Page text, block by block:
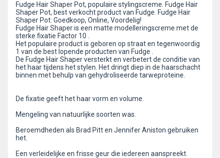
Fudge Hair Shaper Pot, populaire stylingscreme. Fudge Hair
Shaper Pot, best verkocht product van Fudge. Fudge Hair
Shaper Pot: Goedkoop, Online, Voordelig!
Fudge Hair Shaper is een matte modelleringscreme met de
sterke fixatie Factor 10 .
Het populaire product is geboren op straat en tegenwoordig
1 van de best lopende producten van Fudge .
De Fudge Hair Shaper versterkt en verbetert de conditie van
het haar tijdens het stylen. Het dringt diep in de haarschacht
binnen met behulp van gehydroliseerde tarweproteine.
De fixatie geeft het haar vorm en volume.
Mengeling van natuurlijke soorten was.
Beroemdheden als Brad Pitt en Jennifer Aniston gebruiken
het.
Een verleidelijke en frisse geur die iedereen aanspreekt.